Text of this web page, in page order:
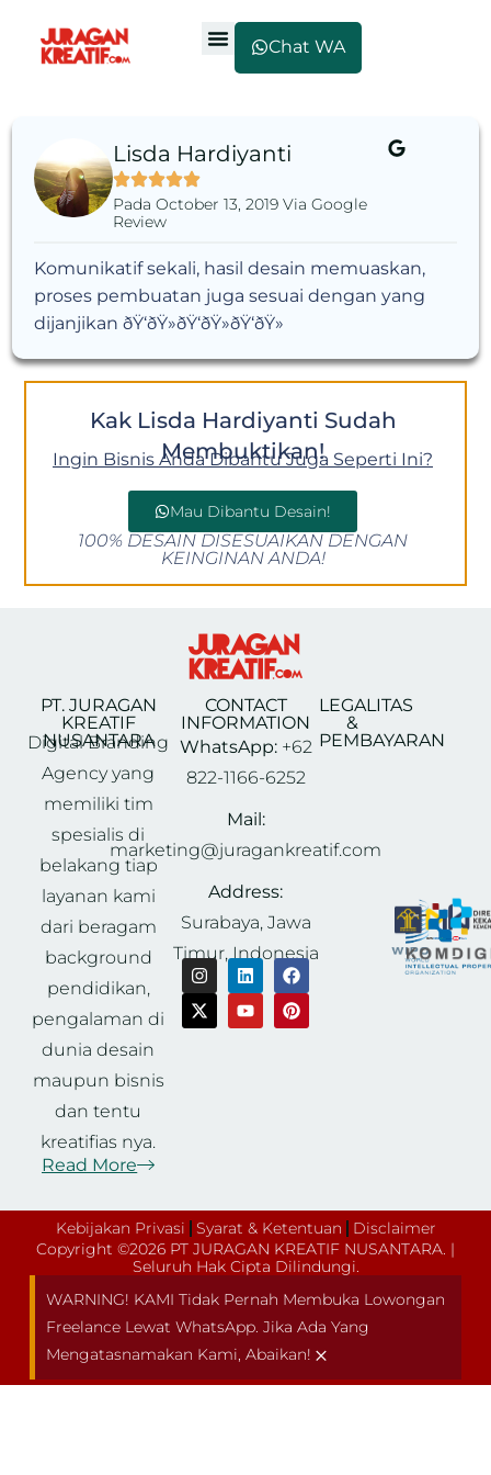
Chat WA
Lisda Hardiyanti
Pada October 13, 2019 Via Google
Review
Komunikatif sekali, hasil desain memuaskan,
proses pembuatan juga sesuai dengan yang
dijanjikan ðŸ‘ðŸ»ðŸ‘ðŸ»ðŸ‘ðŸ»
Kak Lisda Hardiyanti Sudah
Membuktikan!
Ingin Bisnis Anda Dibantu Juga Seperti Ini?
Mau Dibantu Desain!
100% DESAIN DISESUAIKAN DENGAN
KEINGINAN ANDA!
PT. JURAGAN
KREATIF
NUSANTARA
Digital Branding
Agency yang
memiliki tim
spesialis di
belakang tiap
layanan kami
dari beragam
background
pendidikan,
pengalaman di
dunia desain
maupun bisnis
dan tentu
kreatifias nya.
Read More
CONTACT
INFORMATION
WhatsApp:+62
822-1166-6252
Mail:
marketing@juragankreatif.com
Address:
Surabaya, Jawa
Timur, Indonesia
LEGALITAS
&
PEMBAYARAN
Kebijakan Privasi Syarat & Ketentuan
Disclaimer
Copyright ©2026 PT JURAGAN KREATIF NUSANTARA. |
Seluruh Hak Cipta Dilindungi.
WARNING! KAMI Tidak Pernah Membuka Lowongan
Freelance Lewat WhatsApp. Jika Ada Yang
Mengatasnamakan Kami, Abaikan! ×